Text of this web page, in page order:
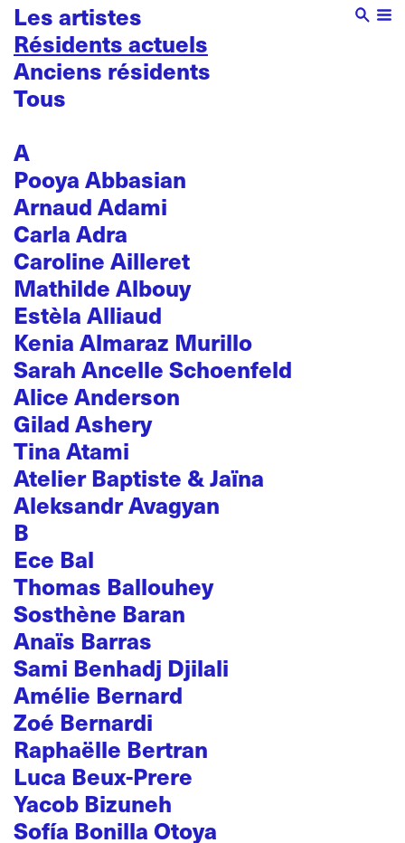
Les artistes
Résidents actuels
Anciens résidents
Tous
A
Pooya Abbasian
Arnaud Adami
Carla Adra
Caroline Ailleret
Mathilde Albouy
Estèla Alliaud
Kenia Almaraz Murillo
Sarah Ancelle Schoenfeld
Alice Anderson
Gilad Ashery
Tina Atami
Atelier Baptiste & Jaïna
Aleksandr Avagyan
B
Ece Bal
Thomas Ballouhey
Sosthène Baran
Anaïs Barras
Sami Benhadj Djilali
Amélie Bernard
Zoé Bernardi
Raphaëlle Bertran
Luca Beux-Prere
Yacob Bizuneh
Sofía Bonilla Otoya